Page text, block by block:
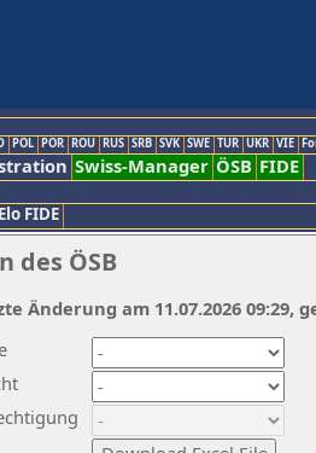
POL POR ROU RUS SRB SVK SWE TUR UKR VIE
Swiss-Manager ÖSB FIDE
Elo FIDE
des ÖSB
Änderung am 11.07.2026 09:29,